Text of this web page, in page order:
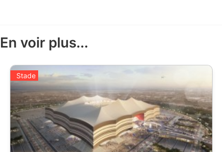
En voir plus...
Stade